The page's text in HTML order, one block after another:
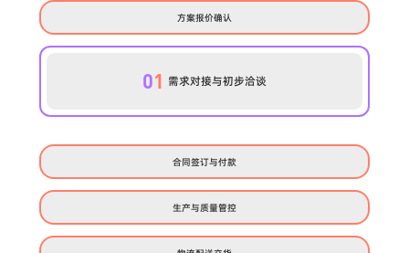
方案报价确认
01 需求对接与初步洽谈
合同签订与付款
生产与质量管控